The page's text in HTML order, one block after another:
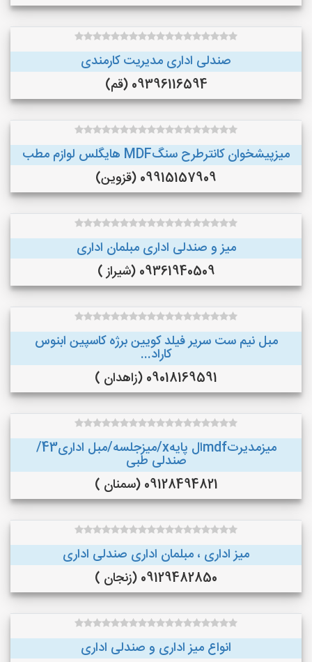
صندلی اداری مدیریت کارمندی
09396116594 (قم)
میزپیشخوان کانترطرح سنگMDF هایگلس لوازم مطب
09915157909 (قزوین)
میز و صندلی اداری مبلمان اداری
09361940509 (شیراز )
مبل نیم ست سریر فیلد کویین برژه کاسپین ابنوس
کاراد...
09018169591 (زاهدان )
میزمدیرتmdfال پایهx/میزجلسه/مبل اداری43/
صندلی طبی
09128494821 (سمنان )
میز اداری ، مبلمان اداری صندلی اداری
09129482850 (زنجان )
انواع میز اداری و صندلی اداری